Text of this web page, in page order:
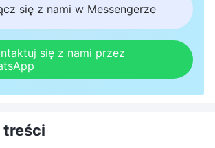
się z nami w Messengerze
się z nami przez
treści